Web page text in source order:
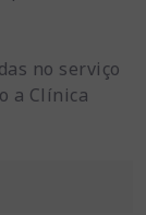
no serviço
a Clínica